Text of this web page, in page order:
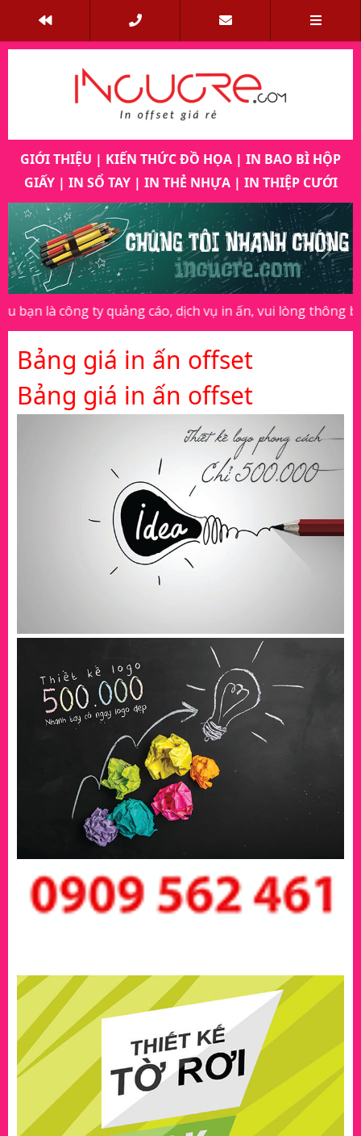
GIỚI THIỆU | KIẾN THỨC ĐỒ HỌA | IN BAO BÌ HỘP
GIẤY| IN SỔ TAY| IN THẺ NHỰA| IN THIỆP CƯỚI
Previous Next
cáo, dịch vụ in ấn, vui lòng thông báo cho chúng tôi
Bảng giá in ấn offset
Bảng giá in ấn offset